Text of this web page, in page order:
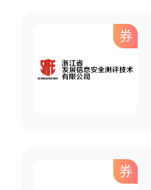
券
券